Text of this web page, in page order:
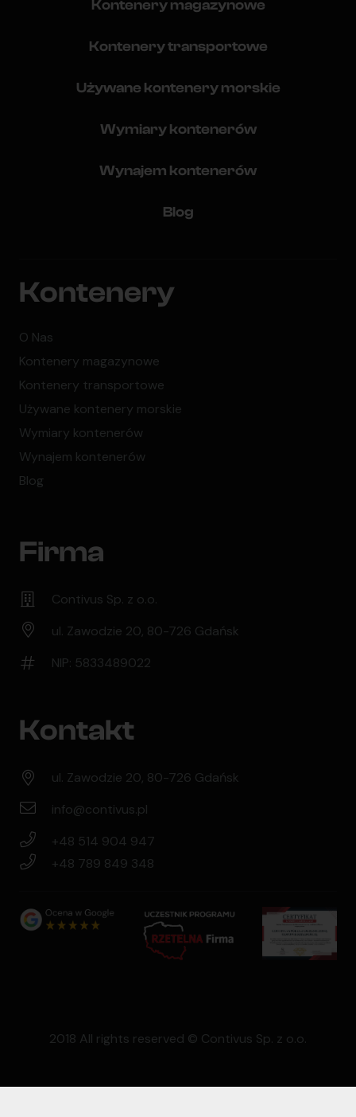
Kontenery magazynowe
Kontenery transportowe
Używane kontenery morskie
Wymiary kontenerów
Wynajem kontenerów
Blog
Kontenery
O Nas
Kontenery magazynowe
Kontenery transportowe
Używane kontenery morskie
Wymiary kontenerów
Wynajem kontenerów
Blog
Firma
Contivus Sp. z o.o.
ul. Zawodzie 20, 80-726 Gdańsk
NIP: 5833489022
Kontakt
ul. Zawodzie 20, 80-726 Gdańsk
info@contivus.pl
+48 514 904 947
+48 789 849 348
2018 All rights reserved © Contivus Sp. z o.o.